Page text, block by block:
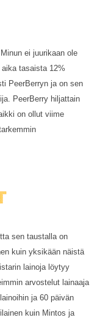
ei juurikaan ole
tasaista 12%
PeerBerryn ja on sen
PeerBerry hiljattain
on ollut viime
sen taustalla on
kuin yksikään näistä
lainoja löytyy
arvostelut lainaaja
ja 60 päivän
kuin Mintos ja